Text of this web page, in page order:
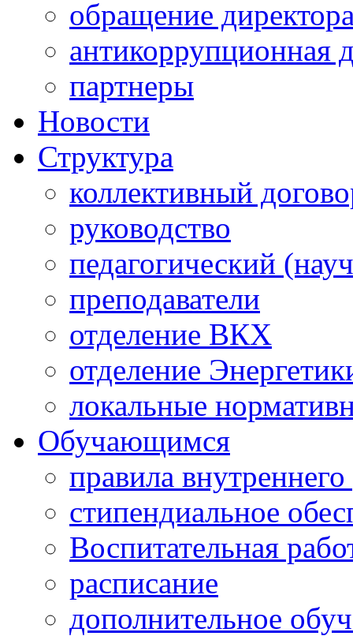
обращение
антикоррупционная
партнеры
Новости
Структура
коллективный
руководство
педагогический
преподаватели
отделение ВКХ
отделение
локальные
Обучающимся
правила
стипендиальное
Воспитательная
расписание
дополнительное